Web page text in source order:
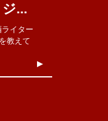
...
イター
教えて